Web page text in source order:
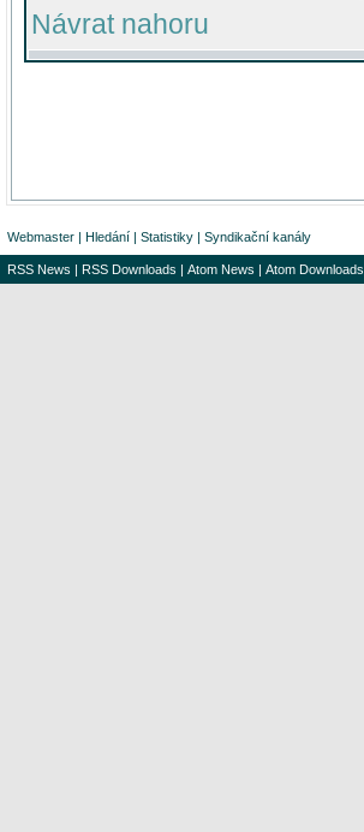
Návrat nahoru
Webmaster | Hledání | Statistiky | Syndikační kanály
RSS News | RSS Downloads | Atom News | Atom Downloads